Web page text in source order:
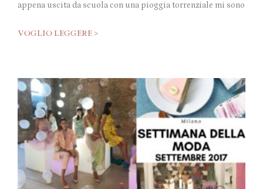
appena uscita da scuola con una pioggia torrenziale mi sono
VOGLIO LEGGERE >